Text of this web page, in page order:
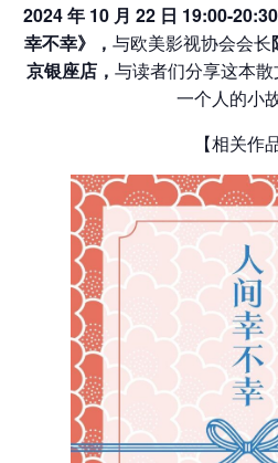
2024年 10 月 22 日 19:00-20:30
幸不幸》， 与欧美影视协会会长
京银座店 ， 与读者们分享这本
一个人的小
【相关作